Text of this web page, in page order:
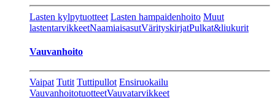
Lasten kylpytuotteet Lasten hampaidenhoito Muut
lastentarvikkeetNaamiaisasutVärityskirjatPulkat&liukurit
Vauvanhoito
Vaipat Tutit Tuttipullot Ensiruokailu
VauvanhoitotuotteetVauvatarvikkeet